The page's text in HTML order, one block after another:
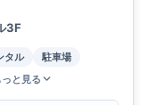
3F
タル
駐車場
っと見る